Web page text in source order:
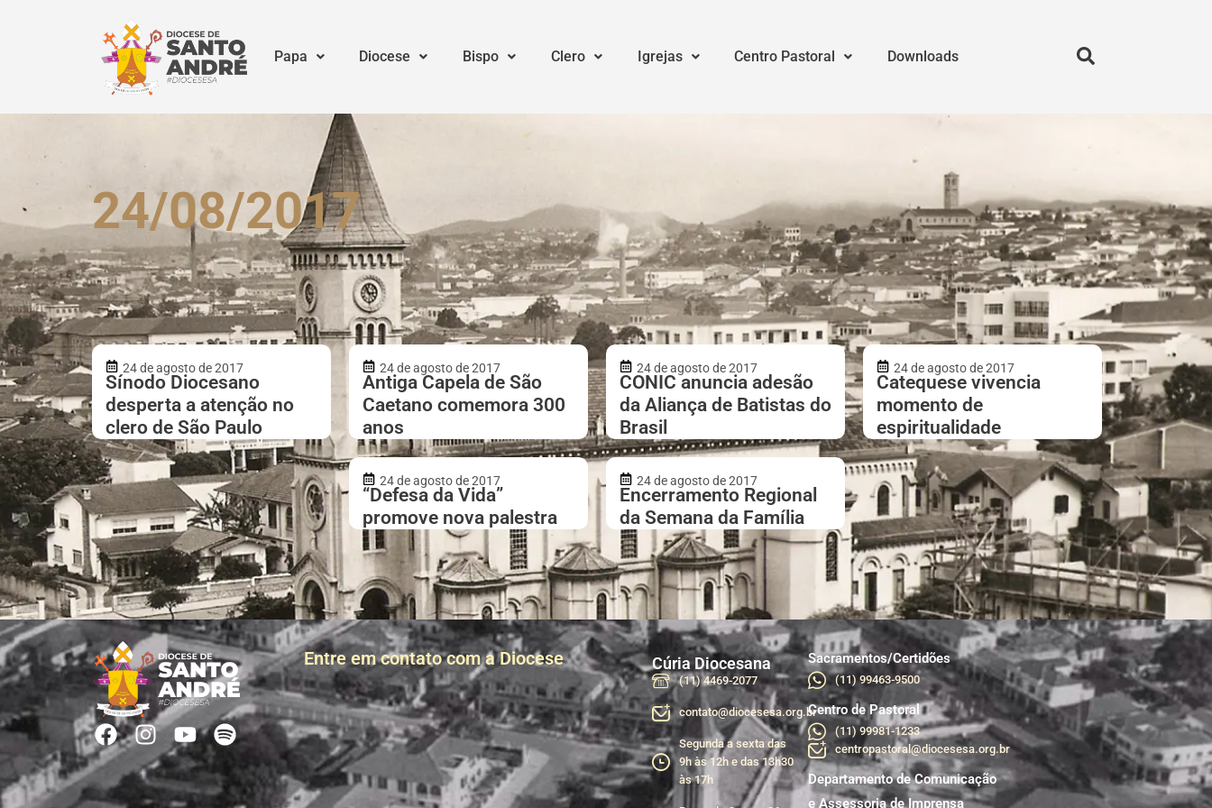
Papa Diocese Bispo Clero Igrejas Centro Pastoral Downloads
24/08/2017
24 de agosto de 2017
Sínodo Diocesano
desperta a atenção no
clero de São Paulo
24 de agosto de 2017
Antiga Capela de São
Caetano comemora 300
anos
24 de agosto de 2017
CONIC anuncia adesão
da Aliança de Batistas do
Brasil
24 de agosto de 2017
Catequese vivencia
momento de
espiritualidade
24 de agosto de 2017
“Defesa da Vida”
promove nova palestra
24 de agosto de 2017
Encerramento Regional
da Semana da Família
Entre em contato com a Diocese Cúria Diocesana
(11) 4469-2077
contato@diocesesa.org.br
Segunda a sexta das
9h às 12h e das 13h30
às 17h
Sacramentos/Certidões
(11) 99463-9500
Centro de Pastoral
(11) 99981-1233
centropastoral@diocesesa.org.br
Departamento de Comunicação
e Assessoria de Imprensa